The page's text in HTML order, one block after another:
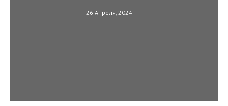
26 Апреля, 2024